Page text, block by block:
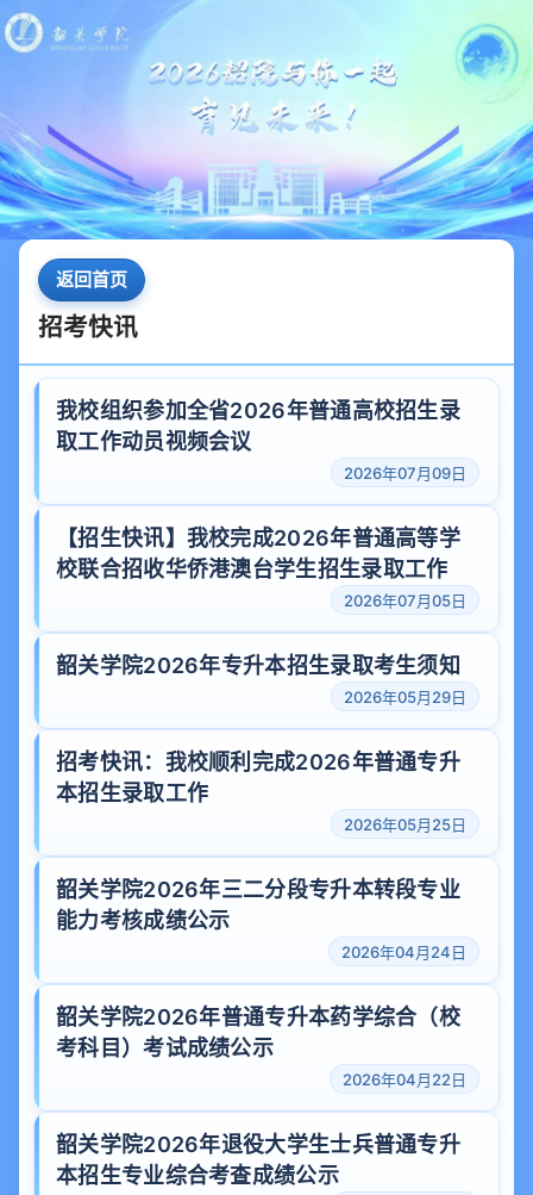
返回首页
招考快讯
我校组织参加全省2026年普通高校招生录
取工作动员视频会议
2026年07月09日
【招生快讯】我校完成2026年普通高等学
校联合招收华侨港澳台学生招生录取工作
2026年07月05日
韶关学院2026年专升本招生录取考生须知
2026年05月29日
招考快讯：我校顺利完成2026年普通专升
本招生录取工作
2026年05月25日
韶关学院2026年三二分段专升本转段专业
能力考核成绩公示
2026年04月24日
韶关学院2026年普通专升本药学综合（校
考科目）考试成绩公示
2026年04月22日
韶关学院2026年退役大学生士兵普通专升
本招生专业综合考查成绩公示